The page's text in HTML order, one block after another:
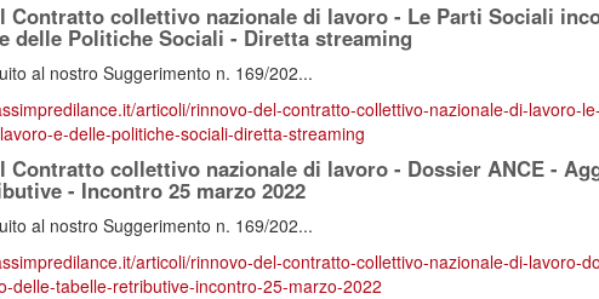
Contratto collettivo nazionale di lavoro - Le Parti Sociali
delle Politiche Sociali - Diretta streaming
al nostro Suggerimento n. 169/202...
articoli/rinnovo-del-contratto-collettivo-nazionale-di-lavoro-
e-delle-politiche-sociali-diretta-streaming
Contratto collettivo nazionale di lavoro - Dossier ANCE -
- Incontro 25 marzo 2022
al nostro Suggerimento n. 169/202...
articoli/rinnovo-del-contratto-collettivo-nazionale-di-lavoro-
delle-tabelle-retributive-incontro-25-marzo-2022